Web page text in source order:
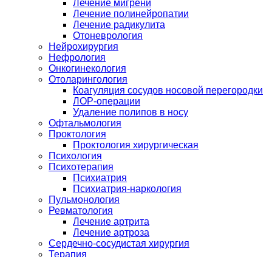
Лечение мигрени
Лечение полинейропатии
Лечение радикулита
Отоневрология
Нейрохирургия
Нефрология
Онкогинекология
Отоларингология
Коагуляция сосудов носовой перегородки
ЛОР-операции
Удаление полипов в носу
Офтальмология
Проктология
Проктология хирургическая
Психология
Психотерапия
Психиатрия
Психиатрия-наркология
Пульмонология
Ревматология
Лечение артрита
Лечение артроза
Сердечно-сосудистая хирургия
Терапия